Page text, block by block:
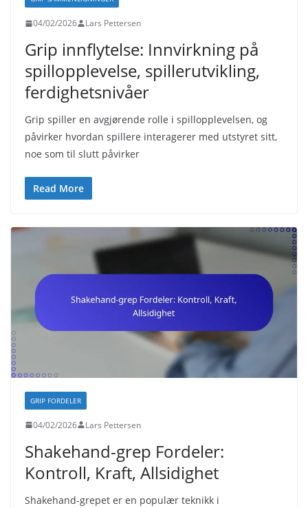
04/02/2026 Lars Pettersen
Grip innflytelse: Innvirkning på
spillopplevelse, spillerutvikling,
ferdighetsnivåer
Grip spiller en avgjørende rolle i spillopplevelsen, og
påvirker hvordan spillere interagerer med utstyret sitt,
noe som til slutt påvirker
Read More
GRIP FORDELER
04/02/2026 Lars Pettersen
Shakehand-grep Fordeler:
Kontroll, Kraft, Allsidighet
Shakehand-grepet er en populær teknikk i